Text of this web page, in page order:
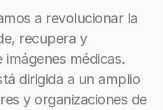
a revolucionar la
recupera y
médicas.
dirigida a un amplio
y organizaciones de